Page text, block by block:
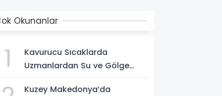
Okunanlar
1
Kavurucu Sıcaklarda
Uzmanlardan Su ve Gölge
Kuzey Makedonya’da